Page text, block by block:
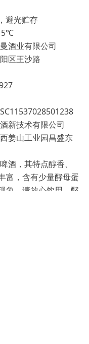
避光贮存
酒业有限公司
区王沙路
新技术有限公司
姜山工业园昌盛东
酒，其特点醇香、
富，含有少量酵母蛋
象，请放心饮用。酵